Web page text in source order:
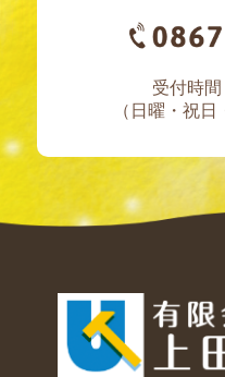
受付時
（日曜・祝日